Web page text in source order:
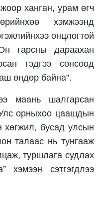
ханган, урам өгч
хэмжээнд
онцлогтой
гарсны дараахан
гэдгээ сонсоод
өндөр байна”.
маань шалгарсан
орныхоо цаашдын
хөгжил, бусад улсын
талаас нь тунгааж
туршлага судлах
хэмээн сэтгэгдлээ